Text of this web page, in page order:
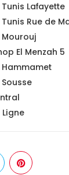
Lafayette
Rue de
El Menzah 5